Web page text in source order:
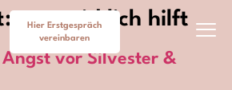
Hier Erstgespräch
vereinbaren
was wirklich hilft
Angst vor Silvester &